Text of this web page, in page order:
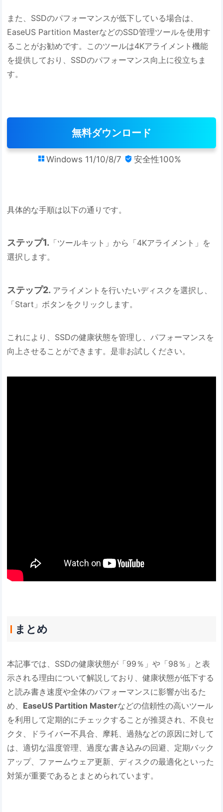
また、SSDのパフォーマンスが低下している場合は、
EaseUS Partition MasterなどのSSD管理ツールを使用す
ることがお勧めです。このツールは4Kアライメント機能
を提供しており、SSDのパフォーマンス向上に役立ちま
す。
無料ダウンロード
 Windows 11/10/8/7  安全性100%
具体的な手順は以下の通りです。
ステップ1. 「ツールキット」から「4Kアライメント」を
選択します。
ステップ2. アライメントを行いたいディスクを選択し、
「Start」ボタンをクリックします。
これにより、SSDの健康状態を管理し、パフォーマンスを
向上させることができます。是非お試しください。
まとめ
本記事では、SSDの健康状態が「99％」や「98％」と表
示される理由について解説しており、健康状態が低下する
と読み書き速度や全体のパフォーマンスに影響が出るた
め、 EaseUS Partition Masterなどの信頼性の高いツール
を利用して定期的にチェックすることが推奨され、不良セ
クタ、ドライバー不具合、摩耗、過熱などの原因に対して
は、適切な温度管理、過度な書き込みの回避、定期バック
アップ、ファームウェア更新、ディスクの最適化といった
対策が重要であるとまとめられています。